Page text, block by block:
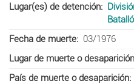
Lugar(es) de detención
Fecha de muerte
03/1976
Lugar de muerte o desaparición
País de muerte o desaparición